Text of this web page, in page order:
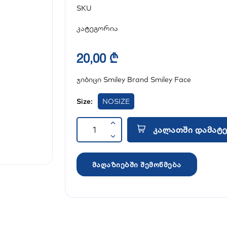
SKU
კატეგორია
20,00 ₾
ჯიბიცი Smiley Brand Smiley Face
Size: NOSIZE
კალათში
მაღაზიებში შემოწმება